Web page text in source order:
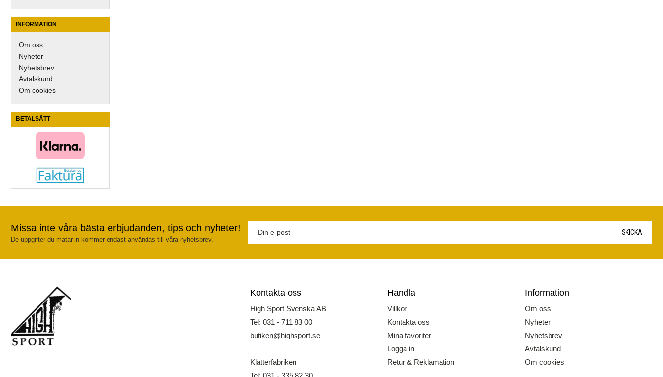
INFORMATION
Om oss
Nyheter
Nyhetsbrev
Avtalskund
Om cookies
BETALSÄTT
Missa inte våra bästa erbjudanden, tips och nyheter!
De uppgifter du matar in kommer endast användas till våra nyhetsbrev.
SKICKA
Kontakta oss
High Sport Svenska AB
Tel: 031 - 711 83 00
butiken@highsport.se
Klätterfabriken
Tel: 031 - 335 82 30
Handla
Villkor
Kontakta oss
Mina favoriter
Logga in
Retur & Reklamation
Information
Om oss
Nyheter
Nyhetsbrev
Avtalskund
Om cookies